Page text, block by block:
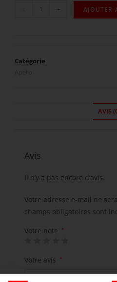
- + AJOUTER
Catégorie
AVIS
Avis
Il n’y a pas encore d’avis.
Votre adresse e-mail ne
champs obligatoires sont
Votre note *
Votre avis *